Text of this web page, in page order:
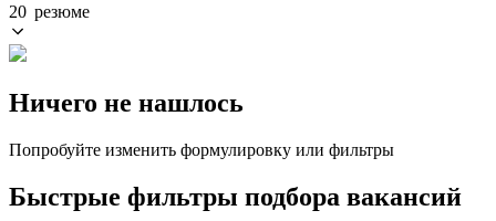
20 резюме
Ничего не нашлось
Попробуйте изменить формулировку или фильтры
Быстрые фильтры подбора вакансий